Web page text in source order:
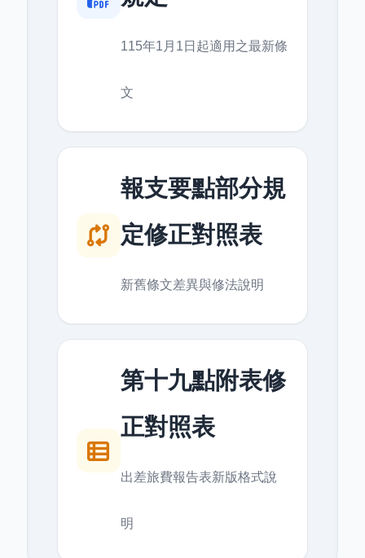
115年1月1日起適用之最新條
文
報支要點部分規
定修正對照表
新舊條文差異與修法說明
第十九點附表修
正對照表
出差旅費報告表新版格式說
明